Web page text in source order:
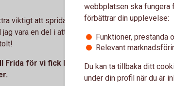
viktigt att sprida den berättelsen då det inte
jag vara en del i att sprida positiva exempel och
Frida för vi fick komma på besök! Hela
webbplatsen ska fungera
förbättrar din upplevelse:
Funktioner, prestanda
Relevant
Du kan ta tillbaka ditt
under din profil när du är